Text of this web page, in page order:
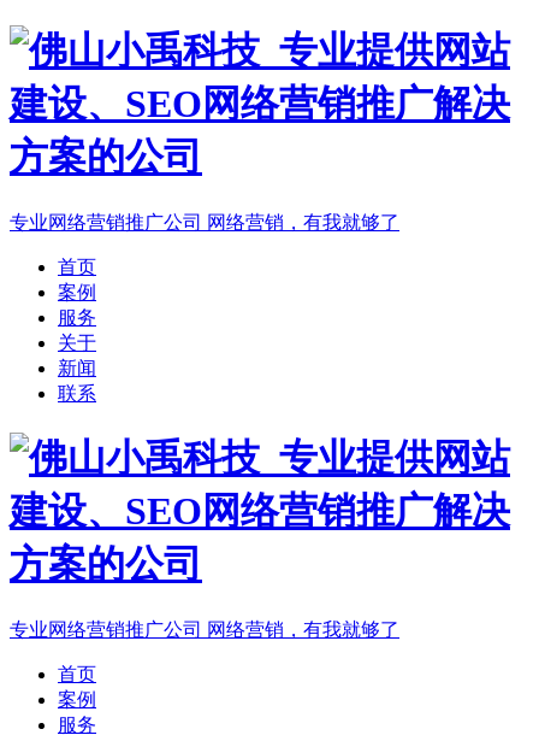
专业网络营销推广公司 网络营销，有我就够了
首页
案例
服务
关于
新闻
联系
专业网络营销推广公司 网络营销，有我就够了
首页
案例
服务